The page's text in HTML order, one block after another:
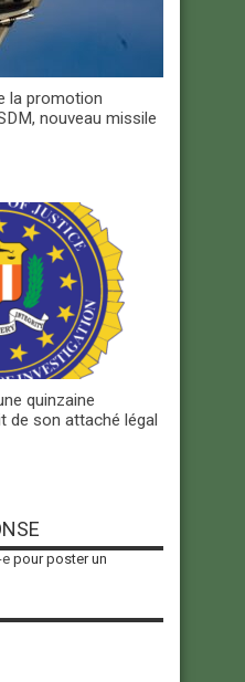
la promotion
nouveau missile
quinzaine
de son attaché légal
pour poster un